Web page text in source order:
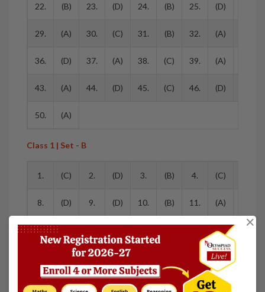
22. (B) 23. (D) 24. (B) 25. (D)
29. (A) 30. (C) 31. (B) 32. (A)
36. (D) 37. (A) 38. (C) 39. (A)
43. (A) 44. (D) 45. (C) 46. (D)
50. (A)
Class 1 | Set - B
1. (C) 2. (D) 3. (B) 4. (C)
8. (D) 9. (D) 10. (B) 11. (A)
15. (C)
23. (C) (C)
29. (A) 30. (D) 31. (A) 32. (A)
×